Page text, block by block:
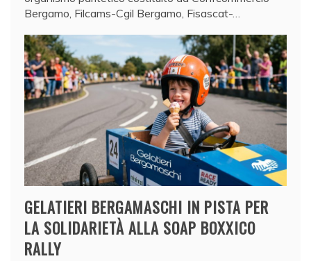
Bergamo, Filcams-Cgil Bergamo, Fisascat-…
GELATIERI BERGAMASCHI IN PISTA PER
LA SOLIDARIETÀ ALLA SOAP BOXXICO
RALLY